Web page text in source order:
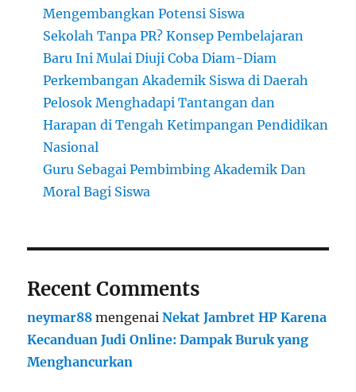
Mengembangkan Potensi Siswa
Sekolah Tanpa PR? Konsep Pembelajaran
Baru Ini Mulai Diuji Coba Diam-Diam
Perkembangan Akademik Siswa di Daerah
Pelosok Menghadapi Tantangan dan
Harapan di Tengah Ketimpangan Pendidikan
Nasional
Guru Sebagai Pembimbing Akademik Dan
Moral Bagi Siswa
Recent Comments
neymar88 mengenaiNekat Jambret HP Karena
Kecanduan Judi Online: Dampak Buruk yang
Menghancurkan